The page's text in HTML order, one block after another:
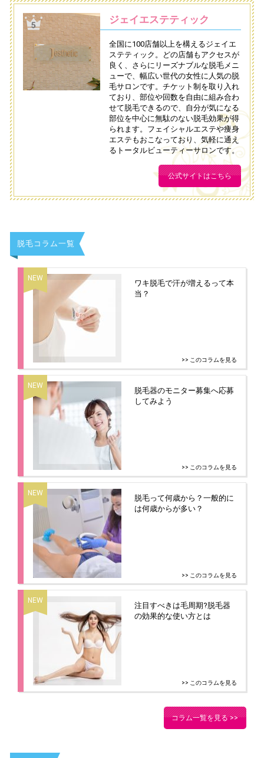
ジェイエステティック
全国に100店舗以上を構えるジェイエ
ステティック。どの店舗もアクセスが
良く、さらにリーズナブルな脱毛メニ
ューで、幅広い世代の女性に人気の脱
毛サロンです。チケット制を取り入れ
ており、部位や回数を自由に組み合わ
せて脱毛できるので、自分が気になる
部位を中心に無駄のない脱毛効果が得
られます。フェイシャルエステや痩身
エステもおこなっており、気軽に通え
るトータルビューティーサロンです。
公式サイトはこちら
脱毛コラム一覧
ワキ脱毛で汗が増えるって本
当？
>> このコラムを見る
脱毛器のモニター募集へ応募
してみよう
>> このコラムを見る
脱毛って何歳から？一般的に
は何歳からが多い？
>> このコラムを見る
注目すべきは毛周期?脱毛器
の効果的な使い方とは
>> このコラムを見る
コラム一覧を見る >>